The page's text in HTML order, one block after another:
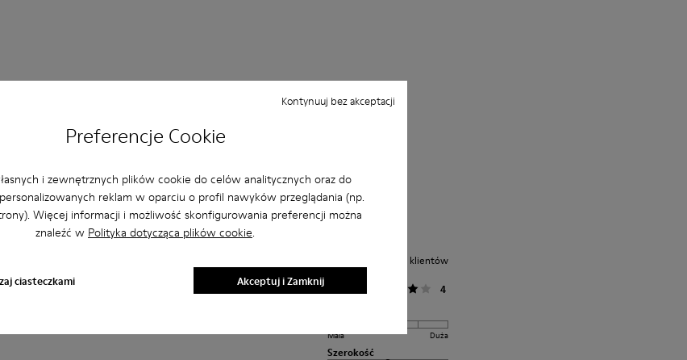
Preferencje Cookie
i zewnętrznych plików cookie do celów analitycznych oraz do
reklam w oparciu o profil nawyków przeglądania (np.
Więcej informacji i możliwość skonfigurowania preferencji można
znaleźć w Polityka dotycząca plików cookie.
ciasteczkami
Kontynuuj bez akceptacji
Akceptuj i Zamknij
opinie. Średnia ocena klientów
4
Mala Duża
Szerokość